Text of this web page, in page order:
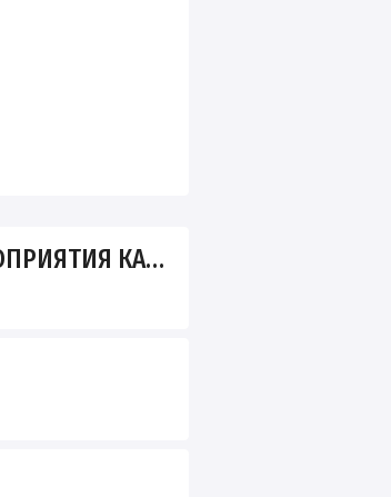
ЗАНЯТЬСЯ В КАЗАНИ